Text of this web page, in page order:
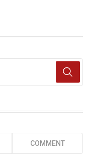
COMMENT